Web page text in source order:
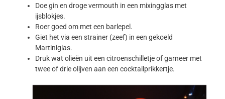
Doe gin en droge vermouth in een mixingglas met
ijsblokjes.
Roer goed om met een barlepel.
Giet het via een strainer (zeef) in een gekoeld
Martiniglas.
Druk wat olieën uit een citroenschilletje of garneer met
twee of drie olijven aan een cocktailprikkertje.